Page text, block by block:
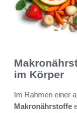
im Körper
Im Rahmen einer
Makronährstoffe